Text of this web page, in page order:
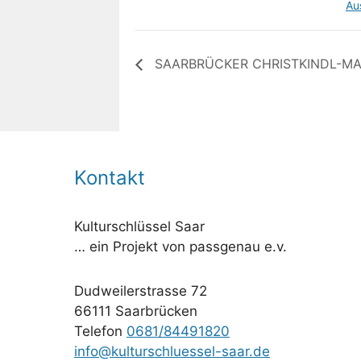
SAARBRÜCKER CHRISTKINDL-
Kontakt
Kulturschlüssel Saar
… ein Projekt von passgenau e.v.
Dudweilerstrasse 72
66111 Saarbrücken
Telefon 0681/84491820
info@kulturschluessel-saar.de